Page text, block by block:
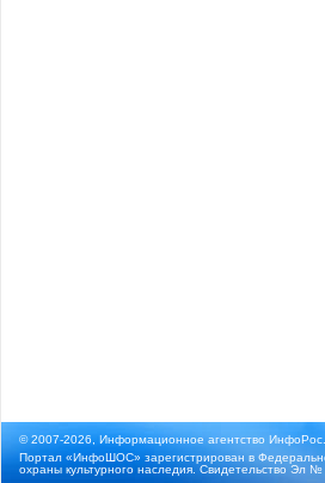
© 2007-2026, Информационное агентство
Портал «ИнфоШОС» зарегистрирован в
охраны культурного наследия. Свидетельство Эл